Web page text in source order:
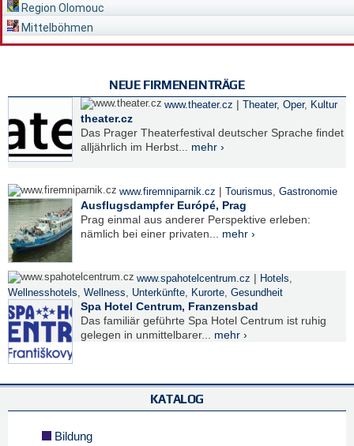
Region Olomouc
Mittelböhmen
NEUE FIRMENEINTRÄGE
www.theater.cz | Theater, Oper, Kultur
theater.cz
Das Prager Theaterfestival deutscher Sprache findet
alljährlich im Herbst... mehr ›
www.firemniparnik.cz | Tourismus Gastronomie
Ausflugsdampfer Európé, Prag
Prag einmal aus anderer Perspektive erleben:
nämlich bei einer privaten... mehr ›
www.spahotelcentrum.cz | Hotels
Wellnesshotels
Wellness Unterkünfte Kurorte Gesundheit
Spa Hotel Centrum, Franzensbad
Das familiär geführte Spa Hotel Centrum ist ruhig
gelegen in unmittelbarer... mehr ›
KATALOG
Bildung